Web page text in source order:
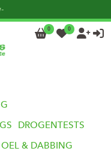
0 0  
DROGENTESTS
OEL & DABBING